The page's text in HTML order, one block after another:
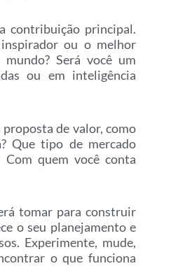
contribuição principal.
ou o melhor
Será você um
ou em inteligência
proposta de valor, como
Que tipo de mercado
Com quem você conta
tomar para construir
o seu planejamento e
Experimente, mude,
o que funciona